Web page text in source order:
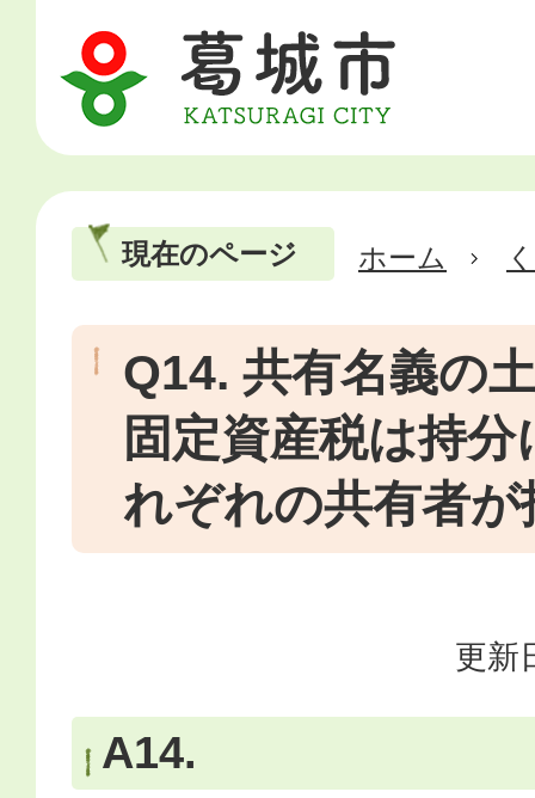
現在のページ ホーム
Q14. 共有名義の
固定資産税は持
れぞれの共有者
更新
A14.